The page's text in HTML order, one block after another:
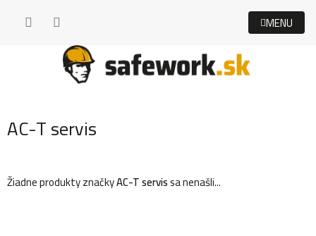
AC-T servis
Žiadne produkty značkyAC-T servissa nenašli...